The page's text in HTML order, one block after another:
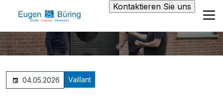
Kontaktieren Sie uns
04.05.2026 Vaillant